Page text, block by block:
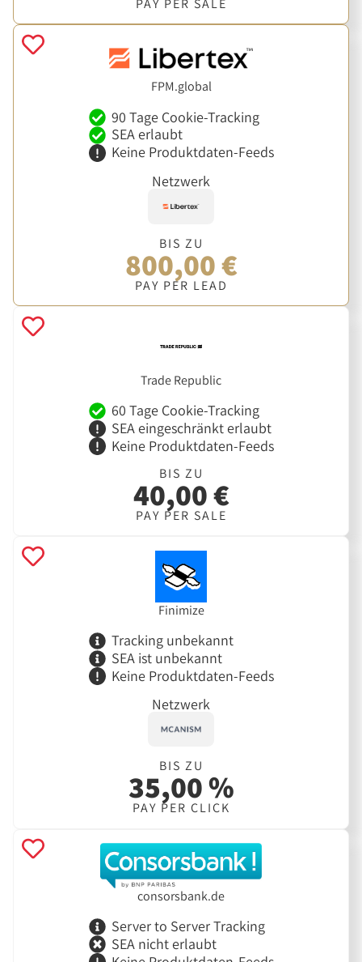
PAY PER SALE
FPM.global
90 Tage Cookie-Tracking
SEA erlaubt
Keine Produktdaten-Feeds
Netzwerk
BIS ZU
800,00 €
PAY PER LEAD
Trade Republic
60 Tage Cookie-Tracking
SEA eingeschränkt erlaubt
Keine Produktdaten-Feeds
BIS ZU
40,00 €
PAY PER SALE
Finimize
Tracking unbekannt
SEA ist unbekannt
Keine Produktdaten-Feeds
Netzwerk
BIS ZU
35,00 %
PAY PER CLICK
consorsbank.de
Server to Server Tracking
SEA nicht erlaubt